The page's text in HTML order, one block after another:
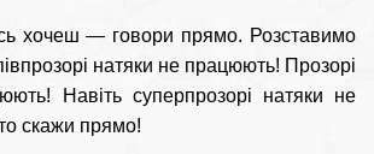
хочеш — говори прямо. Розставимо
натяки не працюють! Прозорі
Навіть суперпрозорі натяки не
скажи прямо!